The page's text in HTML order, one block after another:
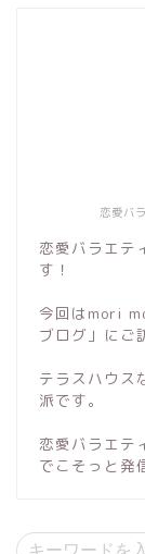
恋愛バ
恋愛バラエテ
す！
今回はmori
ブログ」にご
テラスハウス
派です。
恋愛バラエテ
でこそっと発